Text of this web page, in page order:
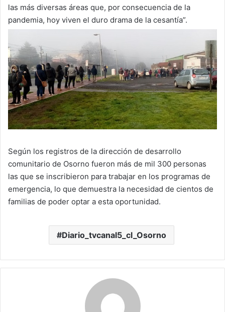
las más diversas áreas que, por consecuencia de la
pandemia, hoy viven el duro drama de la cesantía”.
Según los registros de la dirección de desarrollo
comunitario de Osorno fueron más de mil 300 personas
las que se inscribieron para trabajar en los programas de
emergencia, lo que demuestra la necesidad de cientos de
familias de poder optar a esta oportunidad.
Diario_tvcanal5_cl_Osorno